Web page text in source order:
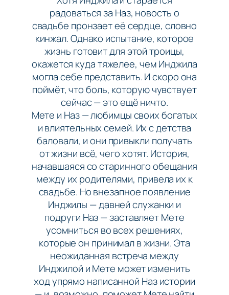
радоваться за Наз, новость о
свадьбе пронзает её сердце, словно
кинжал. Однако испытание, которое
жизнь готовит для этой троицы,
окажется куда тяжелее, чем Инджила
могла себе представить. И скоро она
поймёт, что боль, которую чувствует
сейчас — это ещё ничто.
Мете и Наз — любимцы своих богатых
и влиятельных семей. Их с детства
баловали, и они привыкли получать
от жизни всё, чего хотят. История,
начавшаяся со старинного обещания
между их родителями, привела их к
свадьбе. Но внезапное появление
Инджилы — давней служанки и
подруги Наз — заставляет Мете
усомниться во всех решениях,
которые он принимал в жизни. Эта
неожиданная встреча между
Инджилой и Мете может изменить
ход упрямо написанной Наз истории